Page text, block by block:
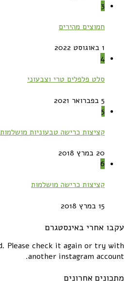
3
חמוצים מהירים
1 באוגוסט 2022
4
סלט פלפלים טרי וצבעוני
5 בפברואר 2021
5
קציצות כרישה טבעוניות מושלמות
20 במרץ 2018
6
קציצות כרישה מושלמות
15 במרץ 2018
עקבו אחרי באינסטגרם
Please check it again or try with
another instagram account.
מתכונים אחרונים